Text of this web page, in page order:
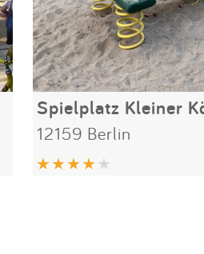
Spielplatz Kleiner
12159 Berlin